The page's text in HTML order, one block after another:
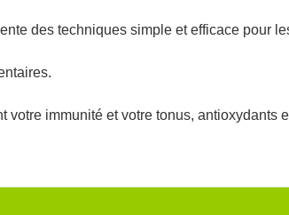
des techniques simple et efficace pour
votre immunité et votre tonus,